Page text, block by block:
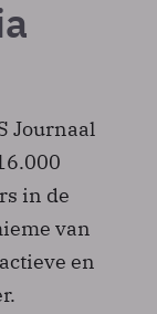
Journaal
in de
van
en